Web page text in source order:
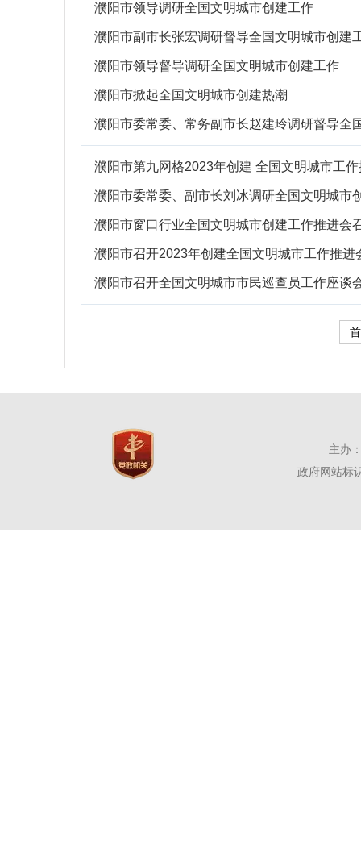
濮阳市领导调研全国文明城市创建工作
濮阳市副市长张宏调研督导全国文明城市创建
濮阳市领导督导调研全国文明城市创建工作
濮阳市掀起全国文明城市创建热潮
濮阳市委常委、常务副市长赵建玲调研督导全
濮阳市第九网格2023年创建 全国文明城市工
濮阳市委常委、副市长刘冰调研全国文明城市
濮阳市窗口行业全国文明城市创建工作推进会
濮阳市召开2023年创建全国文明城市工作推进
濮阳市召开全国文明城市市民巡查员工作座谈
主办
政府网站标